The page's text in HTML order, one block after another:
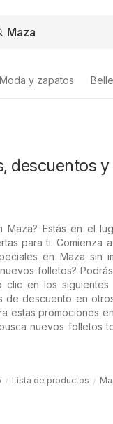
Moda y zapatos
descuentos
Maza? Estás en el
para ti. Comienza
en Maza
folletos?
en los siguientes
de descuento en
estas promociones
nuevos folletos
Lista de productos